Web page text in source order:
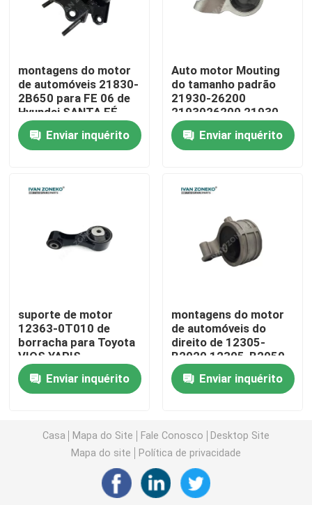
Visita à fábrica
Contate-nos
Notícia
Casos
Montagens do motor de automóveis
Suporte de motor de borracha
Suporte de motor de Hyundai
Braço de controle da suspensão
Relação da barra do estabilizador
montagens do motor
de automóveis 21830-
2B650 para FE 06 de
Hyundai SANTA FÉ
2006-2010
Enviar inquérito
Auto motor Mouting
do tamanho padrão
21930-26200
2193026200 21930
26200 para Hyundai
SANTA FÉ 00
Enviar inquérito
suporte de motor
12363-0T010 de
borracha para Toyota
VIOS YARIS
Enviar inquérito
montagens do motor
de automóveis do
direito de 12305-
B2020 12305-B2050
para TOYOTA
PERODUA VIVA 2007-
2014
Enviar inquérito
Casa Mapa do Site Fale Conosco
Desktop Site
Mapa do site
Política de privacidade